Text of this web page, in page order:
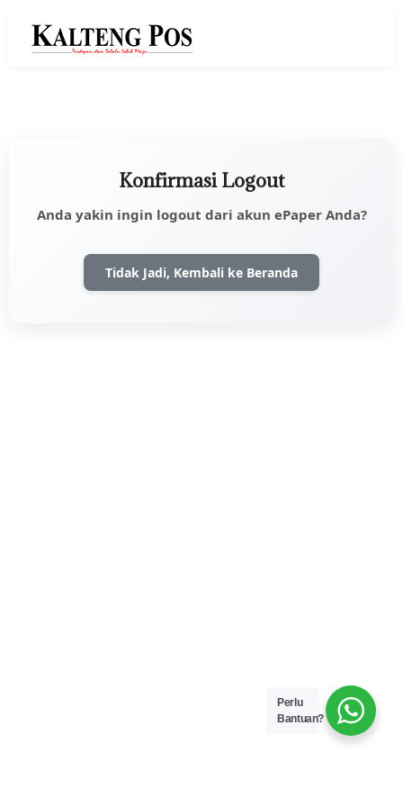
Konfirmasi Logout
Anda yakin ingin logout dari akun ePaper Anda?
Tidak Jadi, Kembali ke Beranda
Perlu
Bantuan?